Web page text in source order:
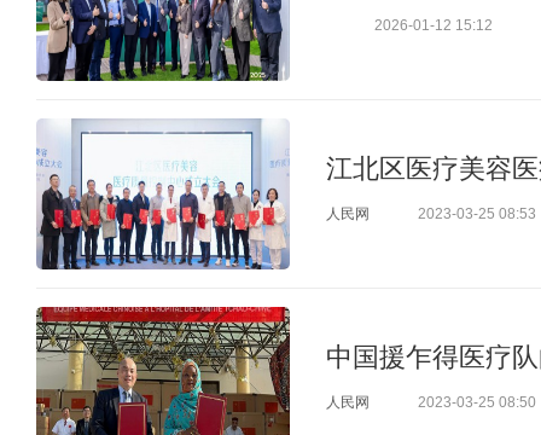
2026-01-12 15:12
江北区医疗美容
人民网 2023-03-25 08:53
中国援乍得医疗
人民网 2023-03-25 08:50